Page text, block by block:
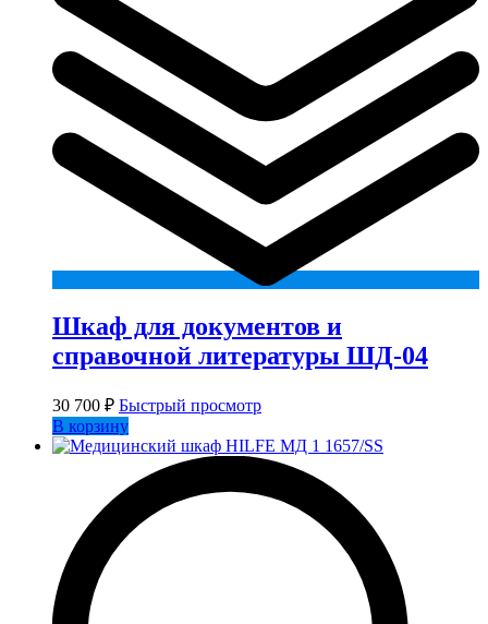
Шкаф для документов и
справочной литературы ШД-04
30 700 ₽ Быстрый просмотр
В корзину